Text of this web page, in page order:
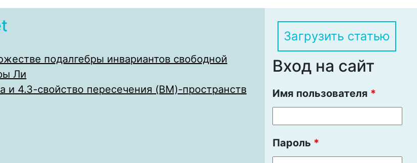
подалгебры инвариантов свободной
Ли
и 4.3-свойство пересечения (BM)-пространств
Загрузить статью
Вход на сайт
Имя пользователя *
Пароль *